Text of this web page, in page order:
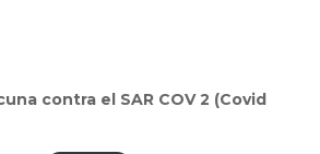
contra el SAR COV 2 (Covid